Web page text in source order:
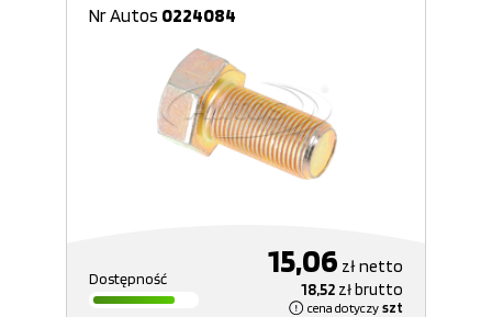
Nr Autos 0224084
Dostępność 15,06 złnetto
18,52 złbrutto
cena dotyczy szt